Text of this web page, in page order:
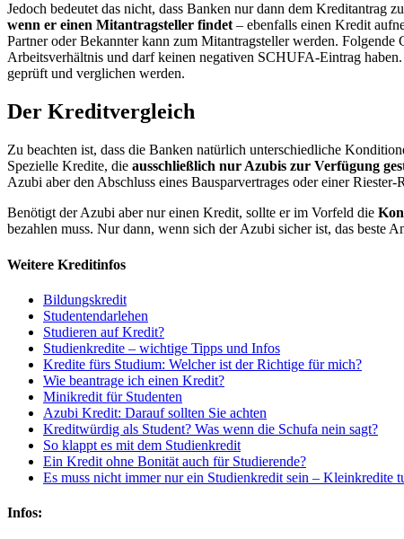
Jedoch bedeutet das nicht, dass Banken nur dann dem Kreditantrag
wenn er einen Mitantragsteller findet– ebenfalls einen Kredit
Partner oder Bekannter kann zum Mitantragsteller werden.
Arbeitsverhältnis und darf keinen negativen SCHUFA-Eintrag
geprüft und verglichen werden.
Der Kreditvergleich
Zu beachten ist, dass die Banken natürlich unterschiedliche
Spezielle Kredite, die ausschließlich nur Azubis zur Verfügung
Azubi aber den Abschluss eines Bausparvertrages oder einer Riester-
Benötigt der Azubi aber nur einen Kredit, sollte er im Vorfeld die
bezahlen muss. Nur dann, wenn sich der Azubi sicher ist, das beste
Weitere Kreditinfos
Bildungskredit
Studentendarlehen
Studieren auf Kredit?
Studienkredite – wichtige Tipps und Infos
Kredite fürs Studium: Welcher ist der Richtige für mich?
Wie beantrage ich einen Kredit?
Minikredit für Studenten
Azubi Kredit: Darauf sollten Sie achten
Kreditwürdig als Student? Was wenn die Schufa nein sagt?
So klappt es mit dem Studienkredit
Ein Kredit ohne Bonität auch für Studierende?
Es muss nicht immer nur ein Studienkredit sein – Kleinkredite
Infos: